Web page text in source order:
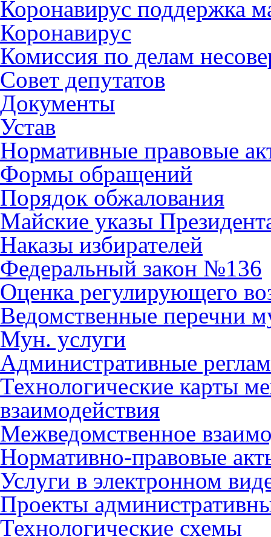
Коронавирус поддержка
Коронавирус
Комиссия по делам
Совет депутатов
Документы
Устав
Нормативные правовые
Формы обращений
Порядок обжалования
Майские указы
Наказы избирателей
Федеральный закон №136
Оценка регулирующего
Ведомственные перечни
Мун. услуги
Административные
Технологические карты
взаимодействия
Межведомственное
Нормативно-правовые
Услуги в электронном
Проекты
Технологические схемы